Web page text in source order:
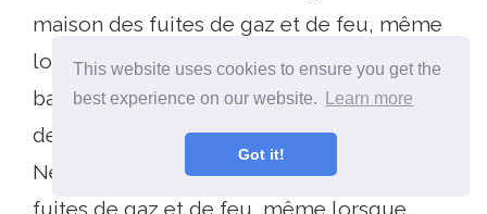
This website uses cookies to ensure you get the
best experience on our website.
Learn more
Got it!
maison des fuites de gaz et de feu, même
lorsque vous êtes absent, Alimenté par
batterie (Seconde génération) Détecteur
de fumée et de monoxyde de carbone
Nest Protect, Protégez votre maison des
fuites de gaz et de feu, même lorsque